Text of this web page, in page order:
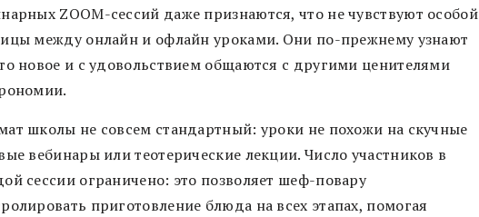
ZOOM-сессий даже признаются, что не чувствуют особой
между онлайн и офлайн уроками. Они по-прежнему узнают
новое и с удовольствием общаются с другими ценителями
школы не совсем стандартный: уроки не похожи на скучные
вебинары или теотерические лекции. Число участников в
сессии ограничено: это позволяет шеф-повару
приготовление блюда на всех этапах, помогая